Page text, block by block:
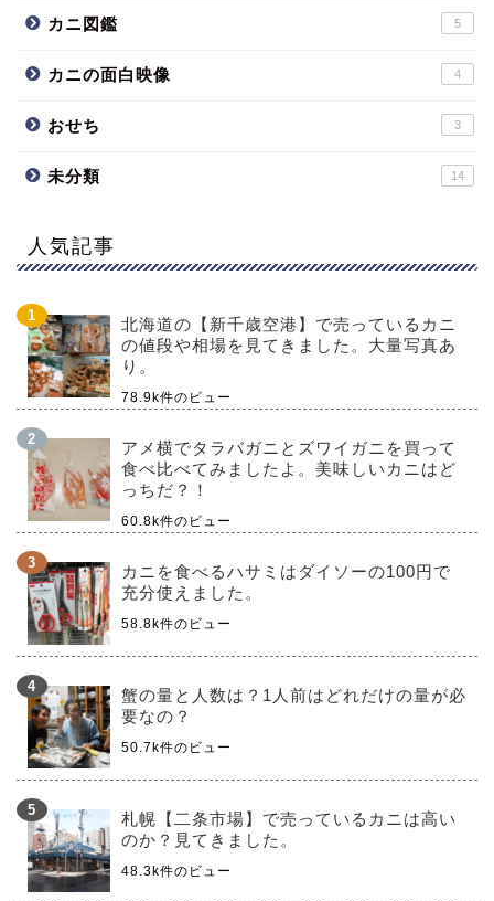
カニ図鑑 5
カニの面白映像 4
おせち 3
未分類 14
人気記事
北海道の【新千歳空港】で売っているカニ
の値段や相場を見てきました。大量写真あ
り。
78.9k件のビュー
アメ横でタラバガニとズワイガニを買って
食べ比べてみましたよ。美味しいカニはど
っちだ？！
60.8k件のビュー
カニを食べるハサミはダイソーの100円で
充分使えました。
58.8k件のビュー
蟹の量と人数は？1人前はどれだけの量が必
要なの？
50.7k件のビュー
札幌【二条市場】で売っているカニは高い
のか？見てきました。
48.3k件のビュー